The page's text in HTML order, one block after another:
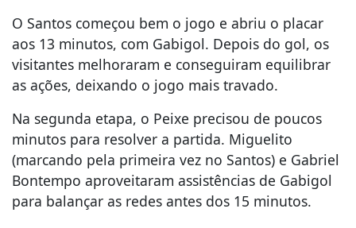
O Santos começou bem o jogo e abriu o placar
aos 13 minutos, com Gabigol. Depois do gol, os
visitantes melhoraram e conseguiram equilibrar
as ações, deixando o jogo mais travado.
Na segunda etapa, o Peixe precisou de poucos
minutos para resolver a partida. Miguelito
(marcando pela primeira vez no Santos) e Gabriel
Bontempo aproveitaram assistências de Gabigol
para balançar as redes antes dos 15 minutos.